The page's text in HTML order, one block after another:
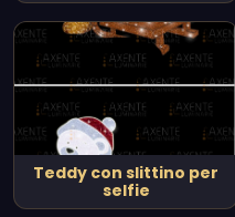
Teddy con slittino per
selfie